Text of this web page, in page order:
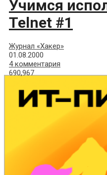
Учимся
Telnet #1
Журнал «Хакер»
01.08.2000
4 комментария
690,967